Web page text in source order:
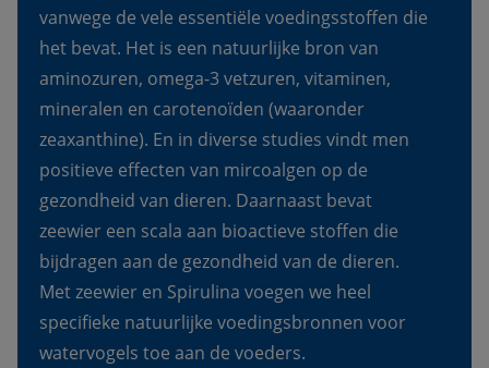
vanwege de vele essentiële voedingsstoffen die
het bevat. Het is een natuurlijke bron van
aminozuren, omega-3 vetzuren, vitaminen,
mineralen en carotenoïden (waaronder
zeaxanthine). En in diverse studies vindt men
positieve effecten van mircoalgen op de
gezondheid van dieren. Daarnaast bevat
zeewier een scala aan bioactieve stoffen die
bijdragen aan de gezondheid van de dieren.
Met zeewier en Spirulina voegen we heel
specifieke natuurlijke voedingsbronnen voor
watervogels toe aan de voeders.